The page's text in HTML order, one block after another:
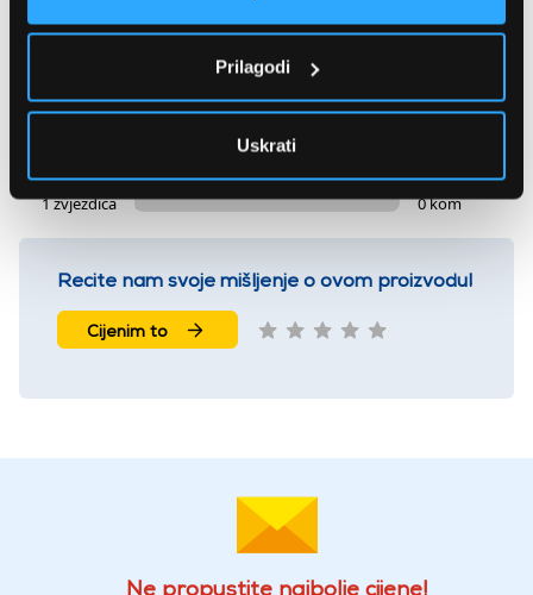
Prilagodi
Uskrati
0 ocjena
5 zvjezdica
0 kom
4 zvjezdice
0 kom
2 zvjezdice
0 kom
1 zvjezdica
0 kom
Recite nam svoje mišljenje o ovom proizvodu!
Cijenim to
Ne propustite najbolje cijene!